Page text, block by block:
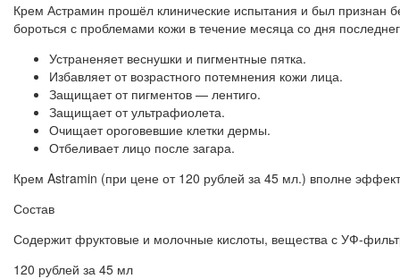
Крем Астрамин прошёл клинические испытания и был признан
бороться с проблемами кожи в течение месяца со дня
Устраненяет веснушки и пигментные пятка.
Избавляет от возрастного потемнения кожи лица.
Защищает от пигментов — лентиго.
Защищает от ультрафиолета.
Очищает ороговевшие клетки дермы.
Отбеливает лицо после загара.
Крем Astramin (при цене от 120 рублей за 45 мл.) вполне
Состав
Содержит фруктовые и молочные кислоты, вещества с УФ-
120 рублей за 45 мл